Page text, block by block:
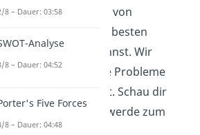
wie du mithilfe von
Schritten die besten
erzielen kannst. Wir
dir, wie du deine Probleme
und effektiv löst. Schau dir
Video jetzt an und werde zum
Experten!
8 – Dauer: 03:58
Analyse
8 – Dauer: 04:52
Five Forces
8 – Dauer: 04:48